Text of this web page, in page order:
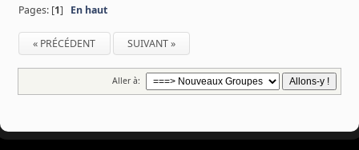
Pages: [1] En haut
« PRÉCÉDENT SUIVANT »
Aller à: